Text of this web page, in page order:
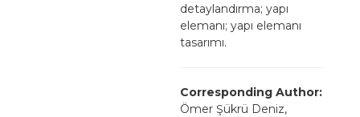
detaylandırma; yapı
elemanı; yapı elemanı
tasarımı.
Corresponding Author:
Ömer Şükrü Deniz,